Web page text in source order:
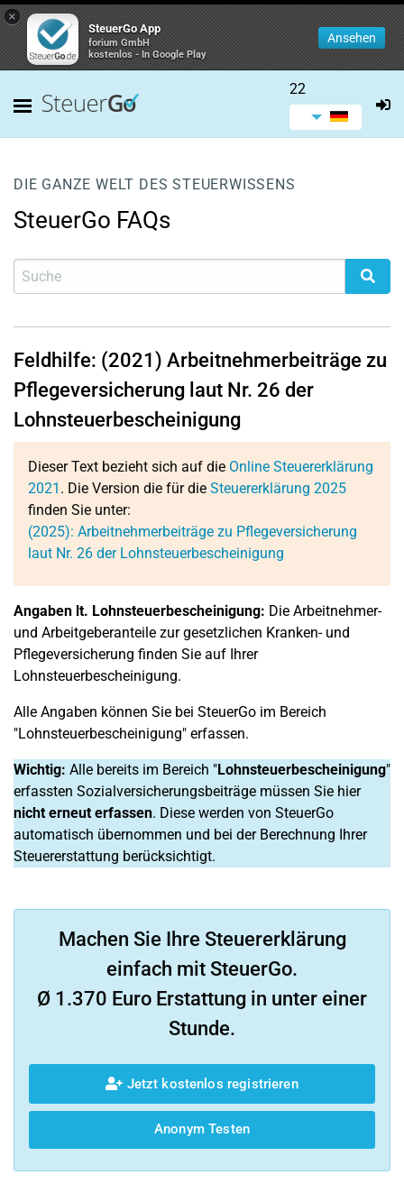
×
SteuerGo App
forium GmbH
kostenlos - In Google Play
Ansehen
22
DIE GANZE WELT DES STEUERWISSENS
SteuerGo FAQs
Feldhilfe: (2021) Arbeitnehmerbeiträge zu
Pflegeversicherung laut Nr. 26 der
Lohnsteuerbescheinigung
Dieser Text bezieht sich auf die Online Steuererklärung
2021 . Die Version die für die Steuererklärung 2025
finden Sie unter:
(2025): Arbeitnehmerbeiträge zu Pflegeversicherung
laut Nr. 26 der Lohnsteuerbescheinigung
Angaben lt. Lohnsteuerbescheinigung: Die Arbeitnehmer-
und Arbeitgeberanteile zur gesetzlichen Kranken- und
Pflegeversicherung finden Sie auf Ihrer
Lohnsteuerbescheinigung.
Alle Angaben können Sie bei SteuerGo im Bereich
"Lohnsteuerbescheinigung" erfassen.
Wichtig: Alle bereits im Bereich "Lohnsteuerbescheinigung"
erfassten Sozialversicherungsbeiträge müssen Sie hier
nicht erneut erfassen. Diese werden von SteuerGo
automatisch übernommen und bei der Berechnung Ihrer
Steuererstattung berücksichtigt.
Machen Sie Ihre Steuererklärung
einfach mit SteuerGo.
Ø 1.370 Euro Erstattung in unter einer
Stunde.
Jetzt kostenlos registrieren
Anonym Testen